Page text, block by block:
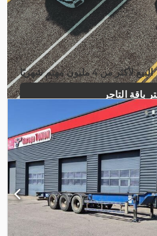
البيع لأكثر من 4 مليون مهتم شهريًا
باقة التاجر
إعلان فردي